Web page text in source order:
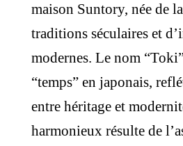
maison Suntory, née de
traditions séculaires et
modernes. Le nom
“temps” en japonais,
entre héritage et
harmonieux résulte de